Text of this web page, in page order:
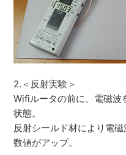
2.＜反射実験＞
Wifiルータの前に、電磁波
状態。
反射シールド材により電
数値がアップ。